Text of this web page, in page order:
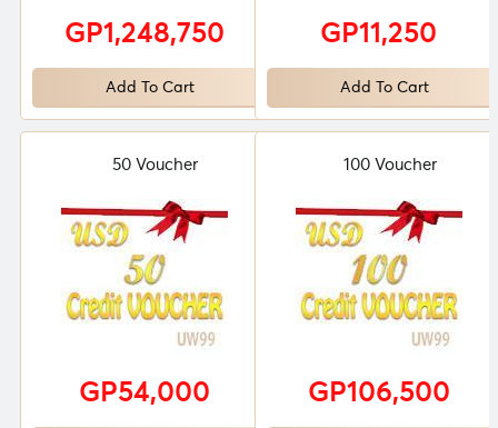
GP1,248,750
Add To Cart
GP11,250
Add To Cart
50 Voucher
GP54,000
100 Voucher
GP106,500